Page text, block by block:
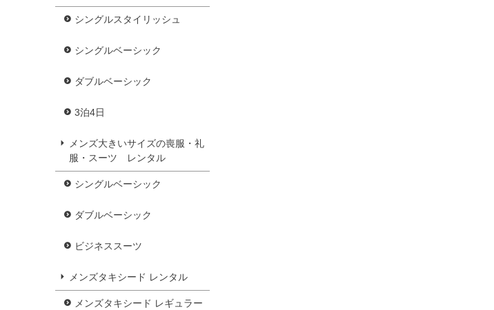
シングルスタイリッシュ
シングルベーシック
ダブルベーシック
3泊4日
メンズ大きいサイズの喪服・礼
服・スーツ レンタル
シングルベーシック
ダブルベーシック
ビジネススーツ
メンズタキシード レンタル
メンズタキシード レギュラー